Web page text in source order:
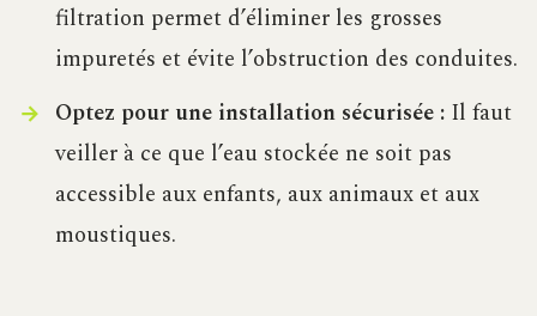
filtration permet d’éliminer les grosses
impuretés et évite l’obstruction des conduites.
Optez pour une installation sécurisée :Il faut
veiller à ce que l’eau stockée ne soit pas
accessible aux enfants, aux animaux et aux
moustiques.